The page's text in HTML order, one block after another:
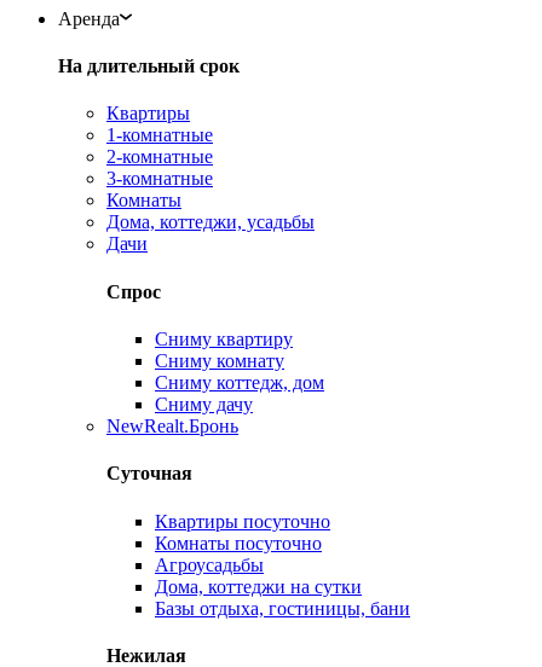
Аренда
На длительный срок
Квартиры
1-комнатные
2-комнатные
3-комнатные
Комнаты
Дома, коттеджи, усадьбы
Дачи
Спрос
Сниму квартиру
Сниму комнату
Сниму коттедж, дом
Сниму дачу
NewRealt.Бронь
Суточная
Квартиры посуточно
Комнаты посуточно
Агроусадьбы
Дома, коттеджи на сутки
Базы отдыха, гостиницы, бани
Нежилая